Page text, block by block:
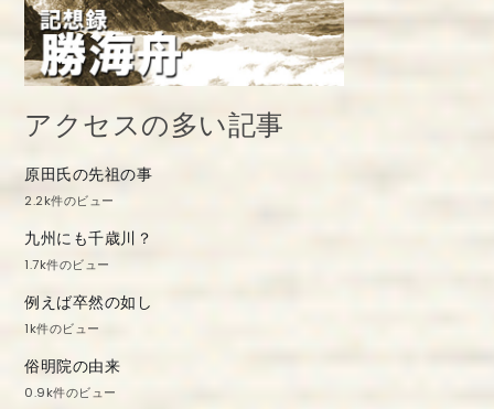
アクセスの多い記事
原田氏の先祖の事
2.2k件のビュー
九州にも千歳川？
1.7k件のビュー
例えば卒然の如し
1k件のビュー
俗明院の由来
0.9k件のビュー